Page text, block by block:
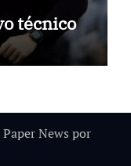
técnico
Paper News por